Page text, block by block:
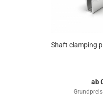
Shaft clamping
ab